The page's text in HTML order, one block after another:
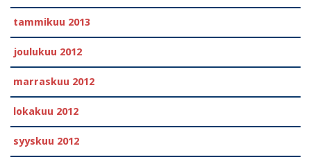
tammikuu 2013
joulukuu 2012
marraskuu 2012
lokakuu 2012
syyskuu 2012